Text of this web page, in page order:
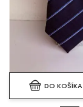
DO KOŠÍKA